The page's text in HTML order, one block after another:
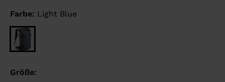
Farbe: Light Blue
Größe: